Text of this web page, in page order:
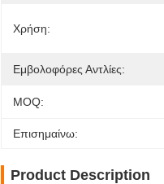
Χρήση:
Εμβολοφόρες Αντλίες:
MOQ:
Επισημαίνω:
Product Description